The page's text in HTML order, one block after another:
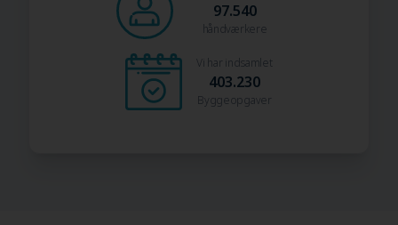
97.540
håndværkere
Vi har indsamlet
403.230
Byggeopgaver